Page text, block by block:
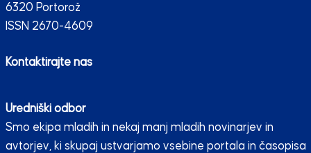
6320 Portorož
ISSN 2670-4609
Kontaktirajte nas
Uredniški odbor
Smo ekipa mladih in nekaj manj mladih novinarjev in
avtorjev, ki skupaj ustvarjamo vsebine portala in časopisa